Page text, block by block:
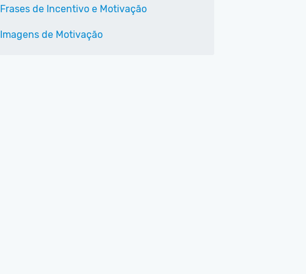
Frases de Incentivo e Motivação
Imagens de Motivação